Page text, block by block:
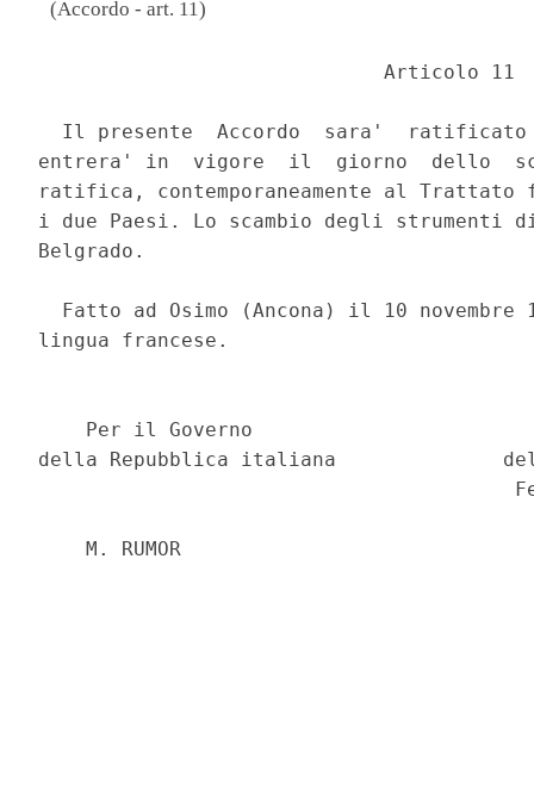
(Accordo - art. 11)
                             Articolo 11
Il presente  Accordo  sara'
entrera' in  vigore  il  giorno  dello
ratifica, contemporaneamente al
i due Paesi. Lo scambio degli
Belgrado.
Fatto ad Osimo (Ancona) il 10 novembre
lingua francese.
Per il Governo
della Repubblica italiana
M. RUMOR